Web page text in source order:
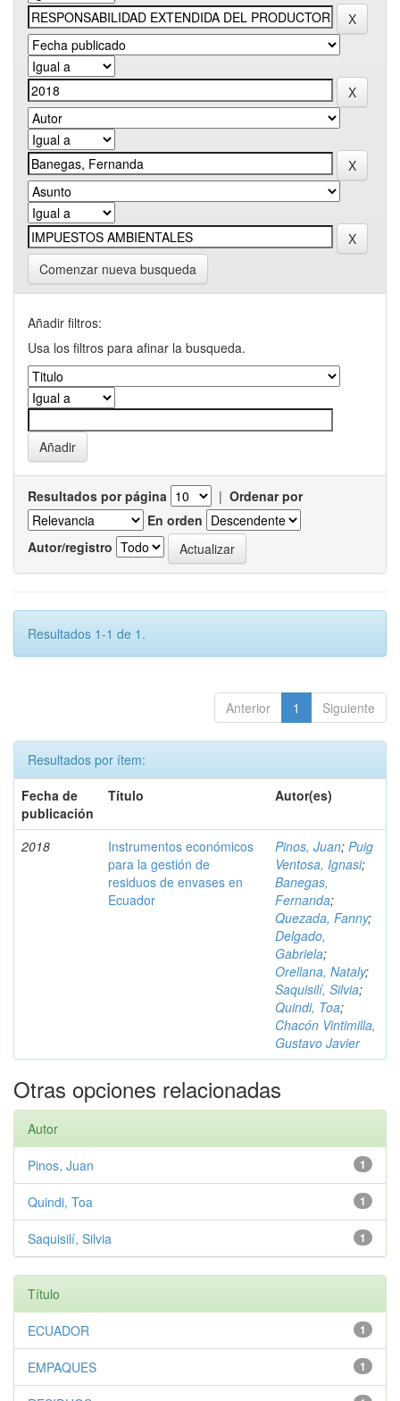
Comenzar nueva busqueda
Añadir filtros:
Usa los filtros para afinar la busqueda.
Resultados por página | Ordenar por
En orden
Autor/registro
Resultados 1-1 de 1.
Anterior 1 Siguiente
Resultados por ítem:
Fecha de
publicación
Título Autor(es)
2018
Instrumentos económicos
para la gestión de
residuos de envases en
Ecuador
Pinos, Juan; Puig
Ventosa, Ignasi;
Banegas,
Fernanda;
Quezada, Fanny;
Delgado,
Gabriela;
Orellana, Nataly;
Saquisilí, Silvia;
Quindi, Toa;
Chacón Vintimilla,
Gustavo Javier
Otras opciones relacionadas
Autor
1
Pinos, Juan
1
Quindi, Toa
1
Saquisilí, Silvia
Título
1
ECUADOR
1
EMPAQUES